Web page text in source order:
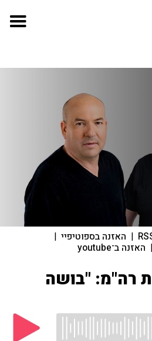
| האזנה בספוטיפיי |
| האזנה ב־youtube
רה"מ: "בושה